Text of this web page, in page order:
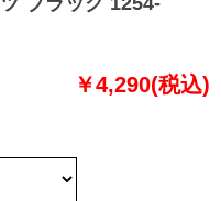
￥4,290(税込)